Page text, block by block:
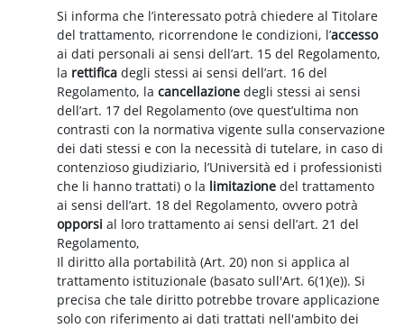
Si informa che l’interessato potrà chiedere al Titolare
del trattamento, ricorrendone le condizioni, l’accesso
ai dati personali ai sensi dell’art. 15 del Regolamento,
la rettificadegli stessi ai sensi dell’art. 16 del
Regolamento, lacancellazione degli stessi ai sensi
dell’art. 17 del Regolamento (ove quest’ultima non
contrasti con la normativa vigente sulla conservazione
dei dati stessi e con la necessità di tutelare, in caso di
contenzioso giudiziario, l’Università ed i professionisti
che li hanno trattati) o la limitazione del trattamento
ai sensi dell’art. 18 del Regolamento, ovvero potrà
opporsi al loro trattamento ai sensi dell’art. 21 del
Regolamento,
Il diritto alla portabilità (Art. 20) non si applica al
trattamento istituzionale (basato sull'Art. 6(1)(e)). Si
precisa che tale diritto potrebbe trovare applicazione
solo con riferimento ai dati trattati nell'ambito dei